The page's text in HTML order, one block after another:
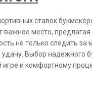
ставок
важное место,
не только следить за
удачу. Выбор надежного
и комфортному